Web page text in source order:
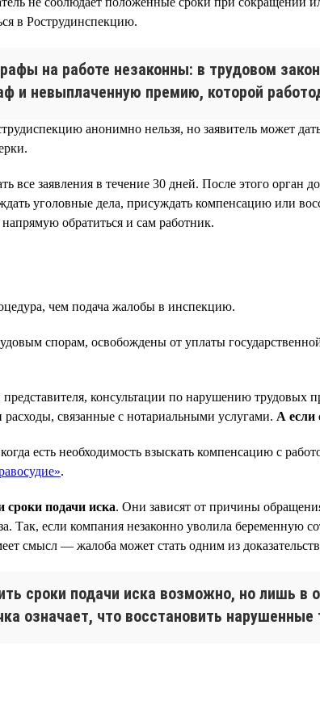
в Рострудинспекцию.
на работе незаконны: в трудовом
и невыплаченную премию, которой
анонимно нельзя, но заявитель может
все заявления в течение 30 дней. После этого
уголовные дела, присуждать компенсацию или
обратиться и сам работник.
чем подача жалобы в инспекцию.
спорам, освобождены от уплаты
представителя, консультации по нарушению трудовых
связанные с нотариальными услугами. А если
есть необходимость взыскать компенсацию с
.
сроки подачи иска. Они зависят от причины
Так, если компания незаконно уволила беременную
смысл — жалоба может стать одним из
сроки подачи иска возможно, но лишь в
означает, что восстановить